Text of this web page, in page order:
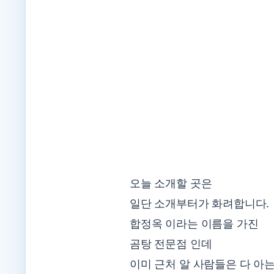
오늘 소개할 곳은
일단 소개부터가 화려합니다.
합정옥 이라는 이름을 가진
곰탕 전문점 인데
이미 근처 알 사람들은 다 아